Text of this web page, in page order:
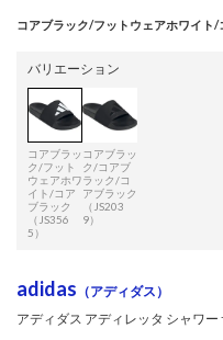
バリエーション
コアブラッ
ク/フット
ウェアホワ
イト/コア
ブラック
（JS356
5）
コアブラッ
ク/コアブ
ラック/コ
アブラック
（JS203
9）
adidas （アディダス）
アディダス アディレッタ シャワ